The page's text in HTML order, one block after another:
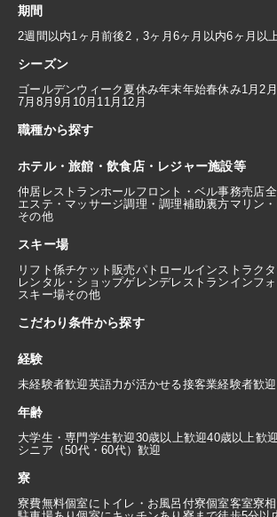
期間
2週間以内1ヶ月前後2，3ヶ月 6ヶ月以内6ヶ月以
シーズン
ゴールデンウィーク 夏休み年末年始春休み1月2
7月 8月9月 10月 11月 12月
職種から探す
ホテル・旅館・飲食店・レジャー施設等
仲居 レストランホールフロント・ベル事務売店
エステ・マッサージ調理・調理補助裏方マリン
その他
スキー場
リフト係チケット販売パトロールインストラク
レンタル・ショップゲレンデレストラン インフ
スキー場その他
こだわり条件から探す
経験
未経験者歓迎英語力が活かせる接客業経験者歓迎
年齢
大学生・専門学生歓迎30歳以上歓迎40歳以上歓迎
シニア（50代・60代）歓迎
寮
寮費無料個室にトイレ・お風呂付寮個室客室寮